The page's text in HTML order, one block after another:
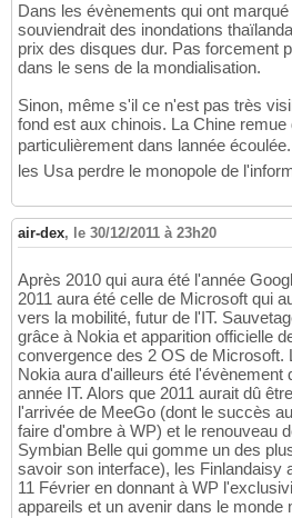
Dans les évènements qui ont
souviendrait des inondations
prix des disques dur. Pas forcement
dans le sens de la mondialisation.
Sinon, même s'il ce n'est pas très
fond est aux chinois. La Chine remue
particulièrement dans lannée
les Usa perdre le monopole de
air-dex, le 30/12/2011 à 23h20
Après 2010 qui aura été l'année
2011 aura été celle de Microsoft qui
vers la mobilité, futur de l'IT.
grâce à Nokia et apparition officielle
convergence des 2 OS de Microsoft.
Nokia aura d'ailleurs été l'évènement
année IT. Alors que 2011 aurait dû
l'arrivée de MeeGo (dont le succès
faire d'ombre à WP) et le renouveau
Symbian Belle qui gomme un des
savoir son interface), les Finlandaisy
11 Février en donnant à WP
appareils et un avenir dans le monde